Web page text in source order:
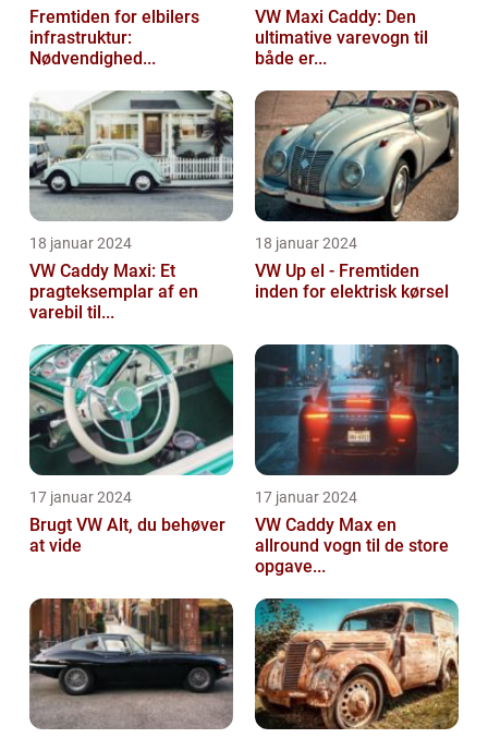
Fremtiden for elbilers
infrastruktur:
Nødvendighed...
VW Maxi Caddy: Den
ultimative varevogn til
både er...
18 januar 2024
VW Caddy Maxi: Et
pragteksemplar af en
varebil til...
18 januar 2024
VW Up el - Fremtiden
inden for elektrisk kørsel
17 januar 2024
Brugt VW Alt, du behøver
at vide
17 januar 2024
VW Caddy Max en
allround vogn til de store
opgave...